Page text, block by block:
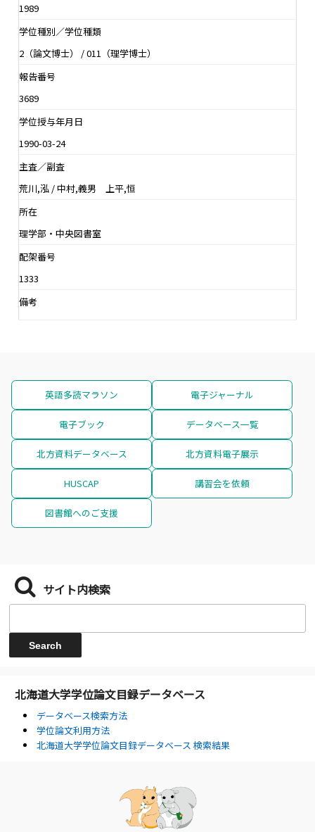
1989
学位種別／学位種類
2（論文博士） / 011（理学博士）
報告番号
3689
学位授与年月日
1990-03-24
主査／副査
荒川,泓 / 中村,義男 上平,恒
所在
理学部・中央図書室
配架番号
1333
備考
英語多読マラソン 電子ジャーナル
電子ブック データベース一覧
北方資料データベース 北方資料電子展示
HUSCAP 講習会を依頼
図書館へのご支援
サイト内検索
北海道大学学位論文目録データベース
データベース検索方法
学位論文利用方法
北海道大学学位論文目録データベース 検索結果